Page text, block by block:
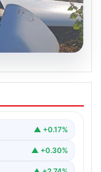
▲ +0.17%
▲ +0.30%